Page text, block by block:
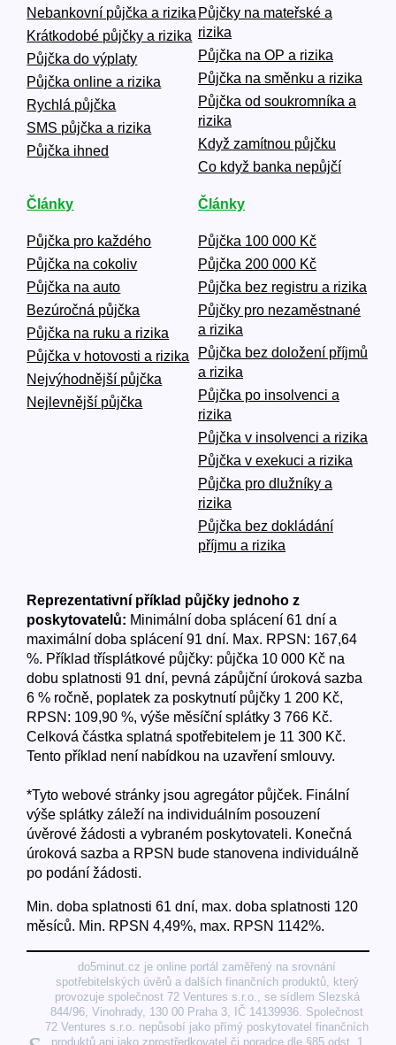
Nebankovní půjčka a rizika
Krátkodobé půjčky a rizika
Půjčka do výplaty
Půjčka online a rizika
Rychlá půjčka
SMS půjčka a rizika
Půjčka ihned
Půjčky na mateřské a
rizika
Půjčka na OP a rizika
Půjčka na směnku a rizika
Půjčka od soukromníka a
rizika
Když zamítnou půjčku
Co když banka nepůjčí
Články
Půjčka pro každého
Půjčka na cokoliv
Půjčka na auto
Bezúročná půjčka
Půjčka na ruku a rizika
Půjčka v hotovosti a rizika
Nejvýhodnější půjčka
Nejlevnější půjčka
Články
Půjčka 100 000 Kč
Půjčka 200 000 Kč
Půjčka bez registru a rizika
Půjčky pro nezaměstnané
a rizika
Půjčka bez doložení příjmů
a rizika
Půjčka po insolvenci a
rizika
Půjčka v insolvenci a rizika
Půjčka v exekuci a rizika
Půjčka pro dlužníky a
rizika
Půjčka bez dokládání
příjmu a rizika
Reprezentativní příklad půjčky jednoho z
poskytovatelů: Minimální doba splácení 61 dní a
maximální doba splácení 91 dní. Max. RPSN: 167,64
%. Příklad třísplátkové půjčky: půjčka 10 000 Kč na
dobu splatnosti 91 dní, pevná zápůjční úroková sazba
6 % ročně, poplatek za poskytnutí půjčky 1 200 Kč,
RPSN: 109,90 %, výše měsíční splátky 3 766 Kč.
Celková částka splatná spotřebitelem je 11 300 Kč.
Tento příklad není nabídkou na uzavření smlouvy.
*Tyto webové stránky jsou agregátor půjček. Finální
výše splátky záleží na individuálním posouzení
úvěrové žádosti a vybraném poskytovateli. Konečná
úroková sazba a RPSN bude stanovena individuálně
po podání žádosti.
Min. doba splatnosti 61 dní, max. doba splatnosti 120
měsíců. Min. RPSN 4,49%, max. RPSN 1142%.
do5minut.cz je online portál zaměřený na srovnání
spotřebitelských úvěrů a dalších finančních produktů, který
provozuje společnost 72 Ventures s.r.o., se sídlem Slezská
844/96, Vinohrady, 130 00 Praha 3, IČ 14139936. Společnost
72 Ventures s.r.o. nepůsobí jako přímý poskytovatel finančních
produktů ani jako zprostředkovatel či poradce dle §85 odst. 1